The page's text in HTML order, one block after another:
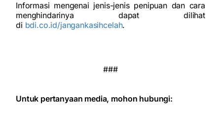
Informasi mengenai jenis-jenis penipuan dan cara
menghindarinya dapat dilihat
di bdi.co.id/jangankasihcelah.
###
Untuk pertanyaan media, mohon hubungi: